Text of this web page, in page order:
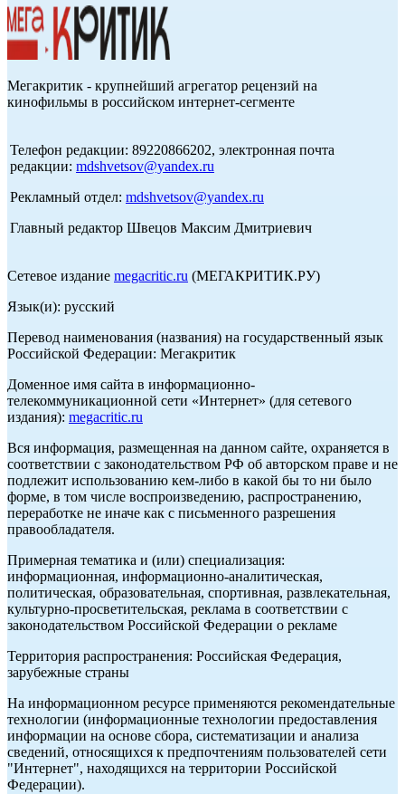
Мегакритик - крупнейший агрегатор рецензий на
кинофильмы в российском интернет-сегменте
Телефон редакции: 89220866202, электронная почта
редакции: mdshvetsov@yandex.ru
Рекламный отдел: mdshvetsov@yandex.ru
Главный редактор Швецов Максим Дмитриевич
Сетевое издание megacritic.ru (МЕГАКРИТИК.РУ)
Язык(и): русский
Перевод наименования (названия) на государственный язык
Российской Федерации: Мегакритик
Доменное имя сайта в информационно-
телекоммуникационной сети «Интернет» (для сетевого
издания): megacritic.ru
Вся информация, размещенная на данном сайте, охраняется в
соответствии с законодательством РФ об авторском праве и не
подлежит использованию кем-либо в какой бы то ни было
форме, в том числе воспроизведению, распространению,
переработке не иначе как с письменного разрешения
правообладателя.
Примерная тематика и (или) специализация:
информационная, информационно-аналитическая,
политическая, образовательная, спортивная, развлекательная,
культурно-просветительская, реклама в соответствии с
законодательством Российской Федерации о рекламе
Территория распространения: Российская Федерация,
зарубежные страны
На информационном ресурсе применяются рекомендательные
технологии (информационные технологии предоставления
информации на основе сбора, систематизации и анализа
сведений, относящихся к предпочтениям пользователей сети
"Интернет", находящихся на территории Российской
Федерации).